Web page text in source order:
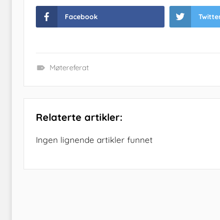
Facebook
Møtereferat
Relaterte artikler:
Ingen lignende artikler funnet